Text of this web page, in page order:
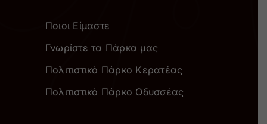
Ποιοι Είμαστε
Γνωρίστε τα Πάρκα μας
Πολιτιστικό Πάρκο Κερατέας
Πολιτιστικό Πάρκο Οδυσσέας